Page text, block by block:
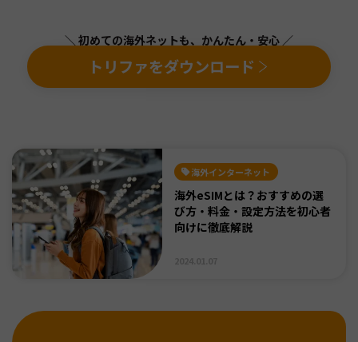
＼ 初めての海外ネットも、かんたん・安心 ／
トリファをダウンロード
海外インターネット
海外eSIMとは？おすすめの選
び方・料金・設定方法を初心者
向けに徹底解説